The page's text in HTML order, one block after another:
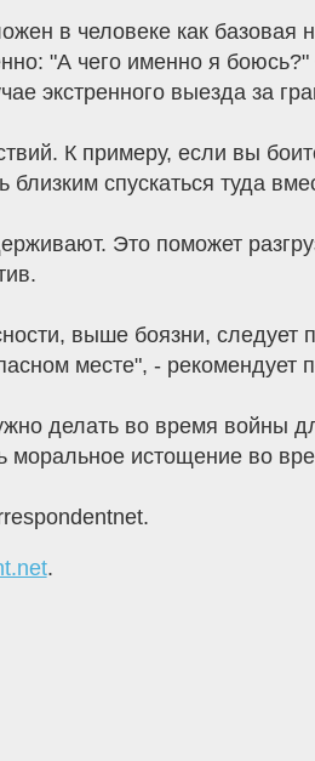
в человеке как базовая
"А чего именно я
экстренного выезда за
К примеру, если вы
спускаться туда
Это поможет
выше боязни,
месте", - рекомендует
делать во время войны
моральное истощение во
.